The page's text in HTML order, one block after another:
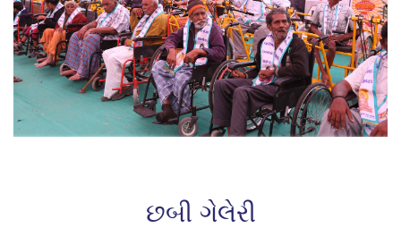
છબી ગેલેરી